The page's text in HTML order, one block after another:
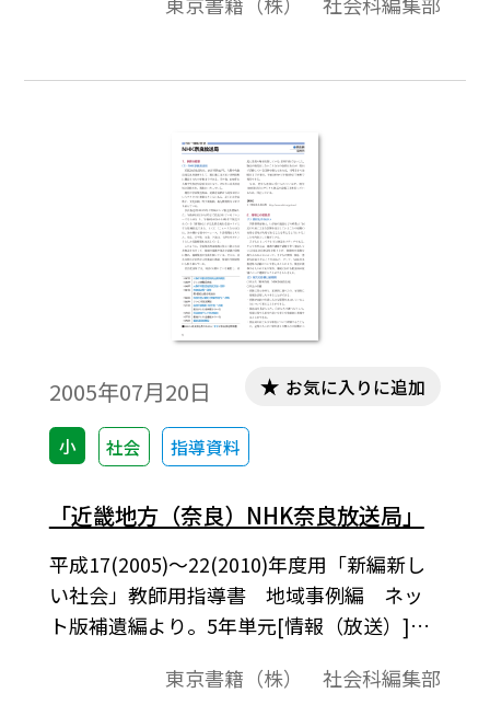
用指導書 地域事例編」は，5･6年の内容に
全国各地の代表的な地域事例の概要と教材
ています。ここでは，その「ネット版補遺
編」として，指導書本編には掲載できなか
った全国各地の優れた地域事例を本編と同
じ形式で紹介します。
2005年07月20日
小 社会 指導資料
お気に入りに追加
「近畿地方（奈良）NHK奈良放送局」
平成17(2005)～22(2010)年度用「新編新し
い社会」教師用指導書 地域事例編 ネッ
ト版補遺編より。5年単元[情報（放送）]地
用指導書 地域事例編」は，5･6年の内容に
東京書籍（株） 社会科編集部